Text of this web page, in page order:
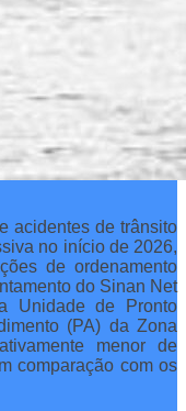
acidentes de trânsito
no início de 2026,
de ordenamento
do Sinan Net
Unidade de Pronto
(PA) da Zona
menor de
comparação com os